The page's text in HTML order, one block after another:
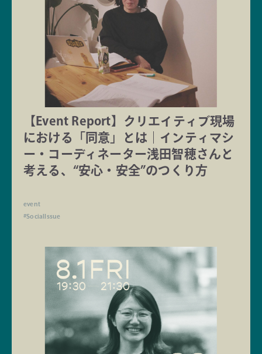
【Event Report】クリエイティブ現場
における「同意」とは｜インティマシ
ー・コーディネーター浅田智穂さんと
考える、“安心・安全”のつくり方
event
#SocialIssue